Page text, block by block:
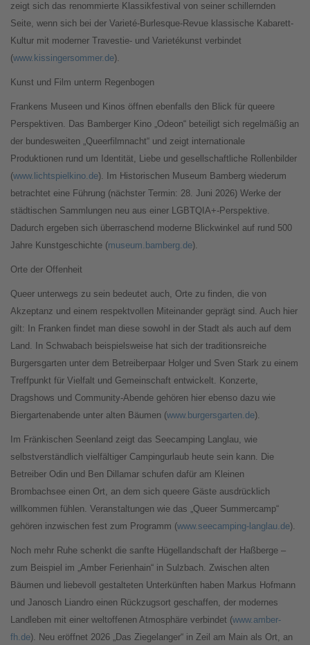
zeigt sich das renommierte Klassikfestival von seiner schillernden
Seite, wenn sich bei der Varieté-Burlesque-Revue klassische Kabarett-
Kultur mit moderner Travestie- und Varietékunst verbindet
(www.kissingersommer.de).
Kunst und Film unterm Regenbogen
Frankens Museen und Kinos öffnen ebenfalls den Blick für queere
Perspektiven. Das Bamberger Kino „Odeon“ beteiligt sich regelmäßig an
der bundesweiten „Queerfilmnacht“ und zeigt internationale
Produktionen rund um Identität, Liebe und gesellschaftliche Rollenbilder
(www.lichtspielkino.de). Im Historischen Museum Bamberg wiederum
betrachtet eine Führung (nächster Termin: 28. Juni 2026) Werke der
städtischen Sammlungen neu aus einer LGBTQIA+-Perspektive.
Dadurch ergeben sich überraschend moderne Blickwinkel auf rund 500
Jahre Kunstgeschichte (museum.bamberg.de).
Orte der Offenheit
Queer unterwegs zu sein bedeutet auch, Orte zu finden, die von
Akzeptanz und einem respektvollen Miteinander geprägt sind. Auch hier
gilt: In Franken findet man diese sowohl in der Stadt als auch auf dem
Land. In Schwabach beispielsweise hat sich der traditionsreiche
Burgersgarten unter dem Betreiberpaar Holger und Sven Stark zu einem
Treffpunkt für Vielfalt und Gemeinschaft entwickelt. Konzerte,
Dragshows und Community-Abende gehören hier ebenso dazu wie
Biergartenabende unter alten Bäumen (www.burgersgarten.de).
Im Fränkischen Seenland zeigt das Seecamping Langlau, wie
selbstverständlich vielfältiger Campingurlaub heute sein kann. Die
Betreiber Odin und Ben Dillamar schufen dafür am Kleinen
Brombachsee einen Ort, an dem sich queere Gäste ausdrücklich
willkommen fühlen. Veranstaltungen wie das „Queer Summercamp“
gehören inzwischen fest zum Programm (www.seecamping-langlau.de).
Noch mehr Ruhe schenkt die sanfte Hügellandschaft der Haßberge –
zum Beispiel im „Amber Ferienhain“ in Sulzbach. Zwischen alten
Bäumen und liebevoll gestalteten Unterkünften haben Markus Hofmann
und Janosch Liandro einen Rückzugsort geschaffen, der modernes
Landleben mit einer weltoffenen Atmosphäre verbindet (www.amber-
fh.de). Neu eröffnet 2026 „Das Ziegelanger“ in Zeil am Main als Ort, an